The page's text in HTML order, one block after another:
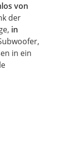
von
der
in
in ein